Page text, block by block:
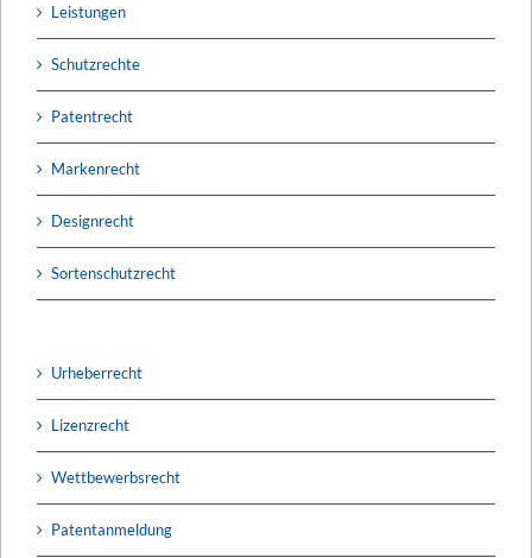
Leistungen
Schutzrechte
Patentrecht
Markenrecht
Designrecht
Sortenschutzrecht
Urheberrecht
Lizenzrecht
Wettbewerbsrecht
Patentanmeldung